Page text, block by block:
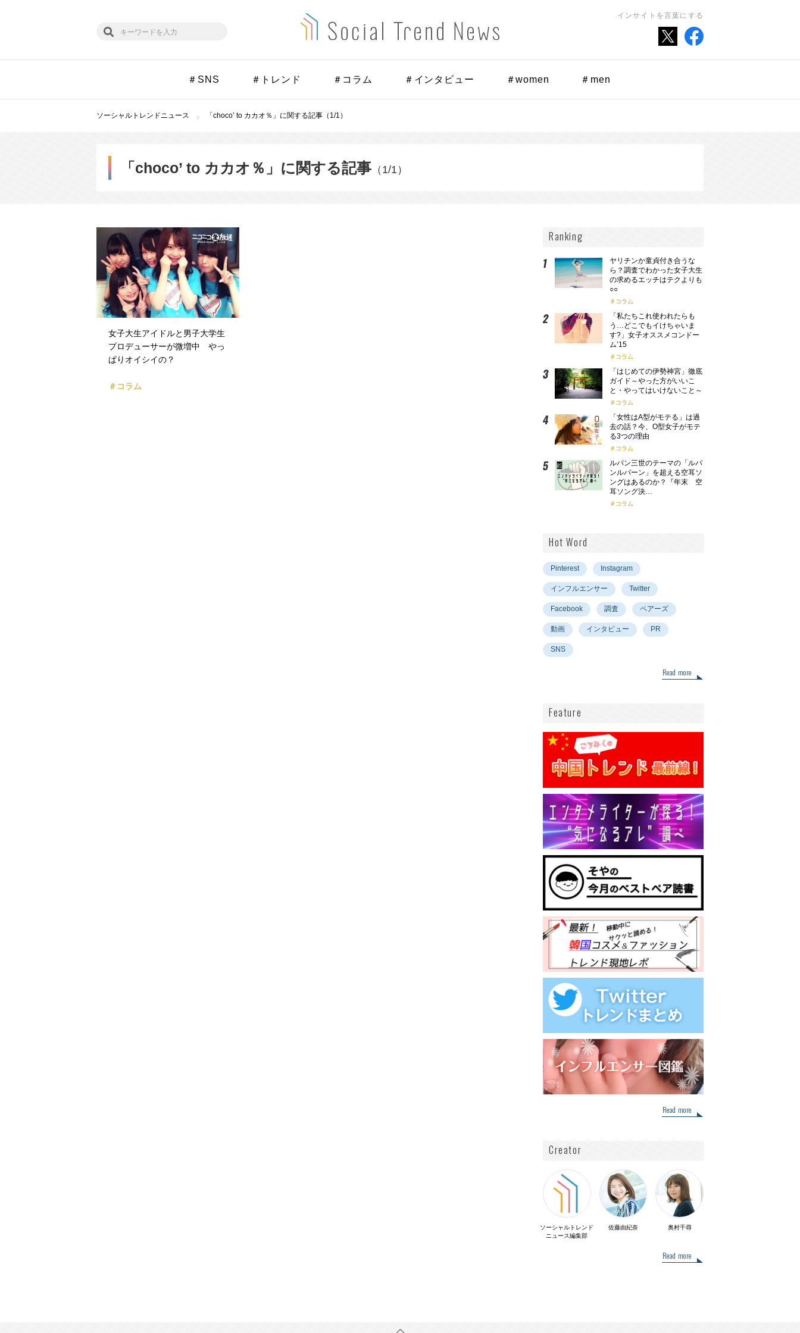
インサイトを言葉にする
＃SNS ＃トレンド ＃コラム ＃インタビュー ＃women ＃men
ソーシャルトレンドニュース 「choco’ to カカオ％」に関する記事（1/1）
「choco’ to カカオ％」に関する記事 （1/1）
女子大生アイドルと男子大学生
プロデューサーが微増中 やっ
ぱりオイシイの？
＃コラム
Ranking
ヤリチンか童貞付き合うな
ら？調査でわかった女子大生
の求めるエッチはテクよりも
○○
コラム
「私たちこれ使われたらも
う…どこでもイけちゃいま
す?」女子オススメコンドー
ム’15
コラム
「はじめての伊勢神宮」徹底
ガイド～やった方がいいこ
と・やってはいけないこと～
コラム
「女性はA型がモテる」は過
去の話？今、O型女子がモテ
る3つの理由
コラム
ルパン三世のテーマの「ルパ
ンルパーン」を超える空耳ソ
ングはあるのか？『年末 空
耳ソング決…
コラム
Hot Word
Pinterest Instagram
インフルエンサー Twitter
Facebook 調査 ペアーズ
動画 インタビュー PR
SNS
Read more
Feature
Read more
Creator
ソーシャルトレンド
ニュース編集部
佐藤由紀奈 奥村千尋
Read more